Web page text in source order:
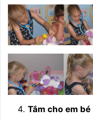
Tắm cho em bé